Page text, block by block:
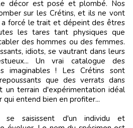
décor est posé et plombé. Nos
sur les Crétins, et ils ne vont
a forcé le trait et dépeint des êtres
les tares tant physiques que
des hommes ou des femmes.
idiots, se vautrant dans leurs
Un vrai catalogue des
imaginables ! Les Crétins sont
que des verrats dans
un terrain d'expérimentation idéal
entend bien en profiter...
saisissent d'un individu et